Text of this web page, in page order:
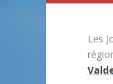
Les